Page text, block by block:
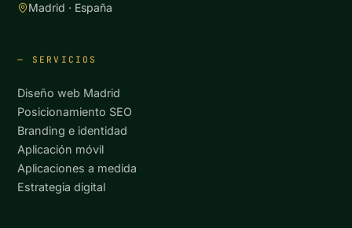
Madrid · España
SERVICIOS
Diseño web Madrid
Posicionamiento SEO
Branding e identidad
Aplicación móvil
Aplicaciones a medida
Estrategia digital